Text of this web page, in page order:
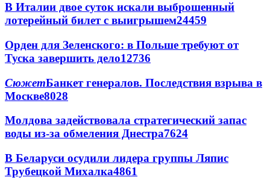
В Италии двое суток искали выброшенный
лотерейный билет с выигрышем24459
Орден для Зеленского: в Польше требуют от
Туска завершить дело12736
СюжетБанкет генералов. Последствия взрыва в
Москве8028
Молдова задействовала стратегический запас
воды из-за обмеления Днестра7624
В Беларуси осудили лидера группы Ляпис
Трубецкой Михалка4861